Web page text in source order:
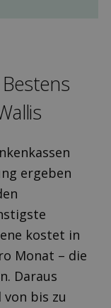
ergeben
kostet in
Monat – die
Daraus
bis zu